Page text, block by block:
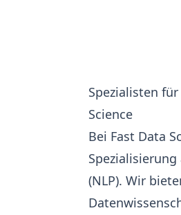
Spezialisten
Science
Bei Fast Data
Spezialisierung
(NLP). Wir